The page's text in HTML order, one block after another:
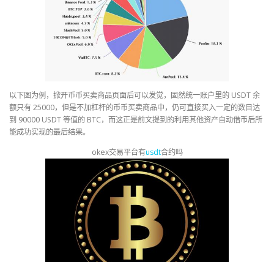
以下图为例，掀开币币买卖商品页面后可以发觉，固然统一账户里的 USDT 余
额只有 25000，但是不加杠杆的币币买卖商品中，仍可直接买入一定的数目达
到 90000 USDT 等值的 BTC，而这正是前文提到的利用其他资产自动借币后所
能成功实现的最后结果。
okex交易平台有usdt合约吗